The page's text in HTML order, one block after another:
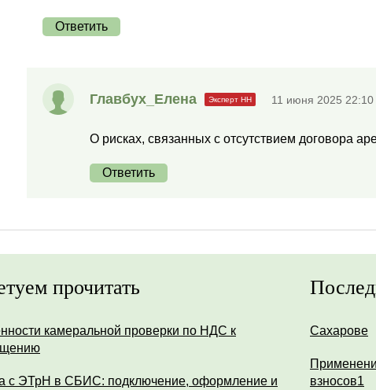
Ответить
Главбух_Елена 11 июня 2025 22:10
О рисках, связанных с отсутствием договора
Ответить
прочитать
камеральной проверки по НДС к
с ЭТрН в СБИС: подключение, оформление и
Сахарове
взносов1